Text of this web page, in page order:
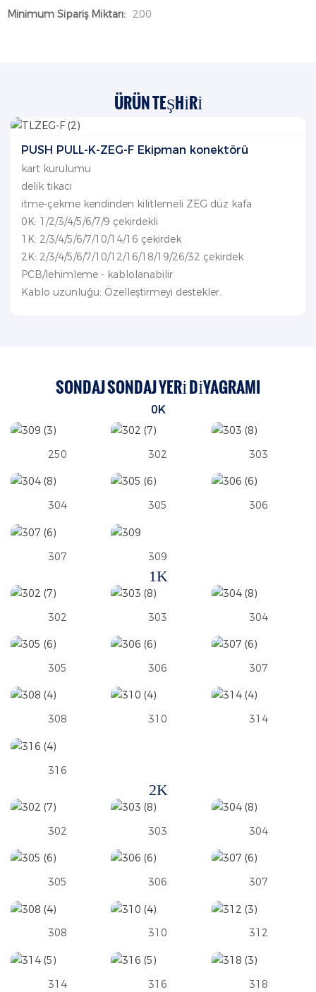
Minimum Sipariş Miktarı:
200
ÜRÜN TEŞHIRI
PUSH PULL-K-ZEG-F Ekipman konektörü
kart kurulumu
delik tıkacı
itme-çekme kendinden kilitlemeli ZEG düz kafa
0K: 1/2/3/4/5/6/7/9 çekirdekli
1K: 2/3/4/5/6/7/10/14/16 çekirdek
2K: 2/3/4/5/6/7/10/12/16/18/19/26/32 çekirdek
PCB/lehimleme - kablolanabilir
Kablo uzunluğu: Özelleştirmeyi destekler.
SONDAJ SONDAJ YERI DIYAGRAMI
0K
250 302 303
304 305 306
307 309
1K
302 303 304
305 306 307
308 310 314
316
2K
302 303 304
305 306 307
308 310 312
314 316 318